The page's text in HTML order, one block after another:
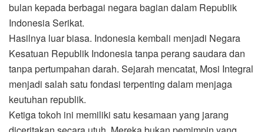
bulan kepada berbagai negara bagian dalam Republik
Indonesia Serikat.
Hasilnya luar biasa. Indonesia kembali menjadi Negara
Kesatuan Republik Indonesia tanpa perang saudara dan
tanpa pertumpahan darah. Sejarah mencatat, Mosi Integral
menjadi salah satu fondasi terpenting dalam menjaga
keutuhan republik.
Ketiga tokoh ini memiliki satu kesamaan yang jarang